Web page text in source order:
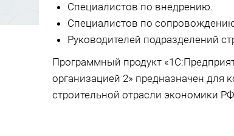
Специалистов по внедрению.
Специалистов по
Руководителей подразделений
Программный продукт
организацией 2» предназначен для
строительной отрасли экономики